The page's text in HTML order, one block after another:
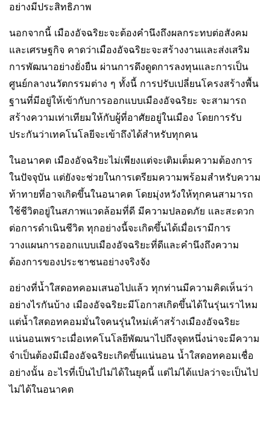
อย่างมีประสิทธิภาพ
นอกจากนี้ เมืองอัจฉริยะจะต้องคำนึงถึงผลกระทบต่อสังคม
และเศรษฐกิจ คาดว่าเมืองอัจฉริยะจะสร้างงานและส่งเสริม
การพัฒนาอย่างยั่งยืน ผ่านการดึงดูดการลงทุนและการเป็น
ศูนย์กลางนวัตกรรมต่าง ๆ ทั้งนี้ การปรับเปลี่ยนโครงสร้างพื้น
ฐานที่มีอยู่ให้เข้ากับการออกแบบเมืองอัจฉริยะ จะสามารถ
สร้างความเท่าเทียมให้กับผู้ที่อาศัยอยู่ในเมือง โดยการรับ
ประกันว่าเทคโนโลยีจะเข้าถึงได้สำหรับทุกคน
ในอนาคต เมืองอัจฉริยะไม่เพียงแต่จะเติมเต็มความต้องการ
ในปัจจุบัน แต่ยังจะช่วยในการเตรียมความพร้อมสำหรับความ
ท้าทายที่อาจเกิดขึ้นในอนาคต โดยมุ่งหวังให้ทุกคนสามารถ
ใช้ชีวิตอยู่ในสภาพแวดล้อมที่ดี มีความปลอดภัย และสะดวก
ต่อการดำเนินชีวิต ทุกอย่างนี้จะเกิดขึ้นได้เมื่อเรามีการ
วางแผนการออกแบบเมืองอัจฉริยะที่ดีและคำนึงถึงความ
ต้องการของประชาชนอย่างจริงจัง
อย่างที่น้ำใสดอทคอมเสนอไปแล้ว ทุกท่านมีความคิดเห็นว่า
อย่างไรกันบ้าง เมืองอัจฉริยะมีโอกาสเกิดขึ้นได้ในรุ่นเราไหม
แต่น้ำใสดอทคอมมั่นใจคนรุ่นใหม่เค้าสร้างเมืองอัจฉริยะ
แน่นอนเพราะเมื่อเทคโนโลยีพัฒนาไปถึงจุดหนึ่งน่าจะมีความ
จำเป็นต้องมีเมืองอัจฉริยะเกิดขึ้นแน่นอน น้ำใสดอทคอมเชื่อ
อย่างนั้น อะไรที่เป็นไปไม่ได้ในยุคนี้ แต่ไม่ได้แปลว่าจะเป็นไป
ไม่ได้ในอนาคต